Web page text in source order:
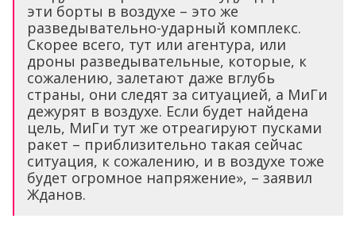
эти борты в воздухе – это же
разведывательно-ударный комплекс.
Скорее всего, тут или агентура, или
дроны разведывательные, которые, к
сожалению, залетают даже вглубь
страны, они следят за ситуацией, а МиГи
дежурят в воздухе. Если будет найдена
цель, МиГи тут же отреагируют пусками
ракет – приблизительно такая сейчас
ситуация, к сожалению, и в воздухе тоже
будет огромное напряжение», – заявил
Жданов.